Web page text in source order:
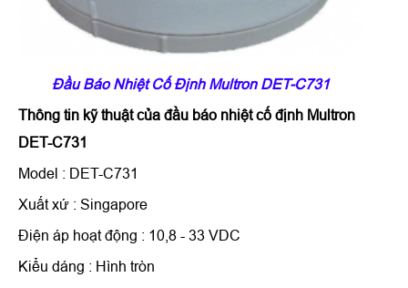
Đầu Báo Nhiệt Cố Định Multron DET-C731
Thông tin kỹ thuật của đầu báo nhiệt cố định Multron
DET-C731
Model : DET-C731
Xuất xứ : Singapore
Điện áp hoạt động : 10,8 - 33 VDC
Kiểu dáng : Hình tròn